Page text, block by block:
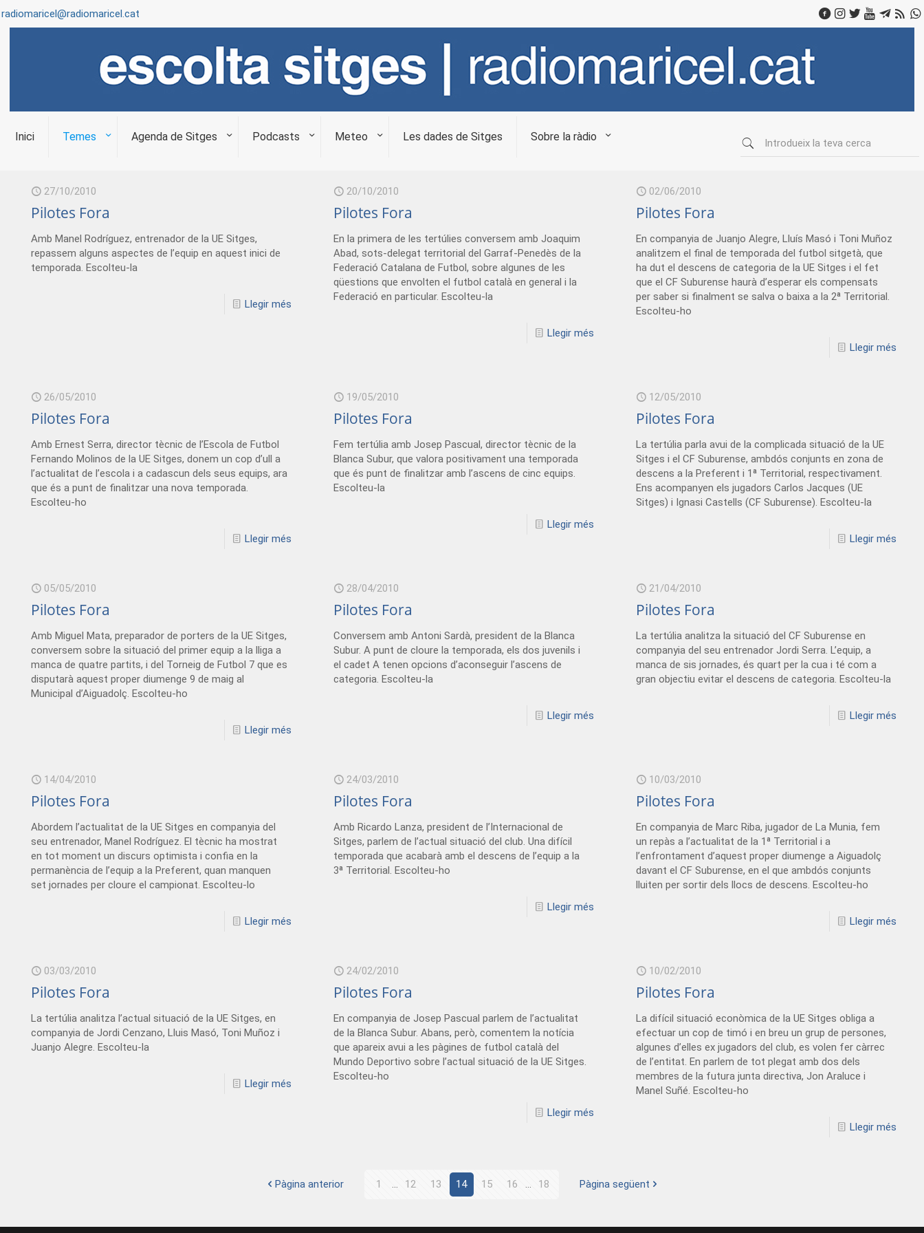
radiomaricel@radiomaricel.cat
Inici Temes Agenda de Sitges Podcasts Meteo Les dades de Sitges Sobre la ràdio
27/10/2010
Pilotes Fora
Amb Manel Rodríguez, entrenador de la UE Sitges,
repassem alguns aspectes de l’equip en aquest inici de
temporada. Escolteu-la
Llegir més
20/10/2010
Pilotes Fora
En la primera de les tertúlies conversem amb Joaquim
Abad, sots-delegat territorial del Garraf-Penedès de la
Federació Catalana de Futbol, sobre algunes de les
qüestions que envolten el futbol català en general i la
Federació en particular. Escolteu-la
Llegir més
02/06/2010
Pilotes Fora
En companyia de Juanjo Alegre, Lluís Masó i Toni Muñoz
analitzem el final de temporada del futbol sitgetà, que
ha dut el descens de categoria de la UE Sitges i el fet
que el CF Suburense haurà d’esperar els compensats
per saber si finalment se salva o baixa a la 2ª Territorial.
Escolteu-ho
Llegir més
26/05/2010
Pilotes Fora
Amb Ernest Serra, director tècnic de l’Escola de Futbol
Fernando Molinos de la UE Sitges, donem un cop d’ull a
l’actualitat de l’escola i a cadascun dels seus equips, ara
que és a punt de finalitzar una nova temporada.
Escolteu-ho
Llegir més
19/05/2010
Pilotes Fora
Fem tertúlia amb Josep Pascual, director tècnic de la
Blanca Subur, que valora positivament una temporada
que és punt de finalitzar amb l’ascens de cinc equips.
Escolteu-la
Llegir més
12/05/2010
Pilotes Fora
La tertúlia parla avui de la complicada situació de la UE
Sitges i el CF Suburense, ambdós conjunts en zona de
descens a la Preferent i 1ª Territorial, respectivament.
Ens acompanyen els jugadors Carlos Jacques (UE
Sitges) i Ignasi Castells (CF Suburense). Escolteu-la
Llegir més
05/05/2010
Pilotes Fora
Amb Miguel Mata, preparador de porters de la UE Sitges,
conversem sobre la situació del primer equip a la lliga a
manca de quatre partits, i del Torneig de Futbol 7 que es
disputarà aquest proper diumenge 9 de maig al
Municipal d’Aiguadolç. Escolteu-ho
Llegir més
28/04/2010
Pilotes Fora
Conversem amb Antoni Sardà, president de la Blanca
Subur. A punt de cloure la temporada, els dos juvenils i
el cadet A tenen opcions d’aconseguir l’ascens de
categoria. Escolteu-la
Llegir més
21/04/2010
Pilotes Fora
La tertúlia analitza la situació del CF Suburense en
companyia del seu entrenador Jordi Serra. L’equip, a
manca de sis jornades, és quart per la cua i té com a
gran objectiu evitar el descens de categoria. Escolteu-la
Llegir més
14/04/2010
Pilotes Fora
Abordem l’actualitat de la UE Sitges en companyia del
seu entrenador, Manel Rodríguez. El tècnic ha mostrat
en tot moment un discurs optimista i confia en la
permanència de l’equip a la Preferent, quan manquen
set jornades per cloure el campionat. Escolteu-lo
Llegir més
24/03/2010
Pilotes Fora
Amb Ricardo Lanza, president de l’Internacional de
Sitges, parlem de l’actual situació del club. Una difícil
temporada que acabarà amb el descens de l’equip a la
3ª Territorial. Escolteu-ho
Llegir més
10/03/2010
Pilotes Fora
En companyia de Marc Riba, jugador de La Munia, fem
un repàs a l’actualitat de la 1ª Territorial i a
l’enfrontament d’aquest proper diumenge a Aiguadolç
davant el CF Suburense, en el que ambdós conjunts
lluiten per sortir dels llocs de descens. Escolteu-ho
Llegir més
03/03/2010
Pilotes Fora
La tertúlia analitza l’actual situació de la UE Sitges, en
companyia de Jordi Cenzano, Lluis Masó, Toni Muñoz i
Juanjo Alegre. Escolteu-la
Llegir més
24/02/2010
Pilotes Fora
En companyia de Josep Pascual parlem de l’actualitat
de la Blanca Subur. Abans, però, comentem la notícia
que apareix avui a les pàgines de futbol català del
Mundo Deportivo sobre l’actual situació de la UE Sitges.
Escolteu-ho
Llegir més
10/02/2010
Pilotes Fora
La difícil situació econòmica de la UE Sitges obliga a
efectuar un cop de timó i en breu un grup de persones,
algunes d’elles ex jugadors del club, es volen fer càrrec
de l’entitat. En parlem de tot plegat amb dos dels
membres de la futura junta directiva, Jon Araluce i
Manel Suñé. Escolteu-ho
Llegir més
Pàgina anterior 1 ... 12 13 14 15 16 ... 18 Pàgina següent